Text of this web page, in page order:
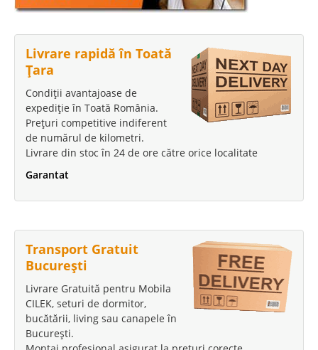
Livrare rapidă în Toată
Țara
Condiții avantajoase de
expediție în Toată România.
Prețuri competitive indiferent
de numărul de kilometri.
Livrare din stoc în 24 de ore către orice localitate
Garantat
Transport Gratuit
București
Livrare Gratuită pentru Mobila
CILEK, seturi de dormitor,
bucătării, living sau canapele în
București.